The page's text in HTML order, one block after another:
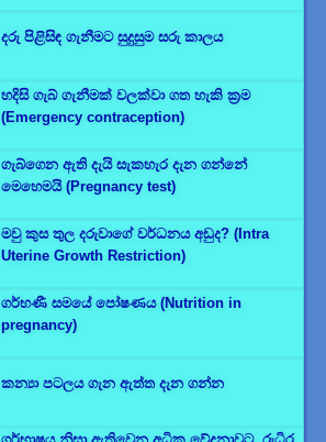
දරු පිළිසිඳ ගැනීමට සුදුසුම සරු කාලය
හදිසි ගැබ් ගැනීමක් වලක්වා ගත හැකි ක්‍රම
(Emergency contraception)
ගැබ්ගෙන ඇති දැයි සැකහැර දැන ගන්නේ
මෙහෙමයි (Pregnancy test)
මවු කුස තුල දරුවාගේ වර්ධනය අඩුද? (Intra
Uterine Growth Restriction)
ගර්භණී සමයේ පෝෂණය (Nutrition in
pregnancy)
කන්‍යා පටලය ගැන ඇත්ත දැන ගන්න